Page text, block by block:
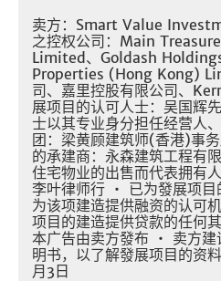
卖方：Smart Value
之控权公司：Main
Limited、Goldash
Properties (Hong Kong)
司、嘉里控股有限公司、
展项目的认可人士：吴国辉
士以其专业身分担任经营人
团：梁黄顾建筑师(香港)事
的承建商：永森建筑工程有
住宅物业的出售而代表拥有
李叶律师行 ・ 已为發展项
为该项建造提供融资的认可
项目的建造提供贷款的任何
本广告由卖方發布 ・ 卖方
明书，以了解發展项目的资
月3日